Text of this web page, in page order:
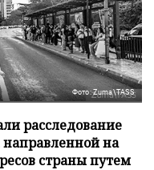
Фото: Zuma\TASS
расследование
на
страны путем